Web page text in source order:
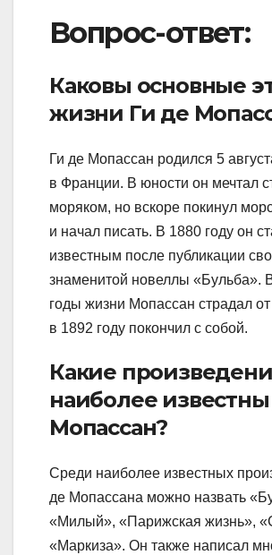
Вопрос-ответ:
Каковы основные
жизни Ги де
Ги де Мопассан родился 5
в Франции. В юности он мечтал
моряком, но вскоре покинул
и начал писать. В 1880 году он
известным после публикации
знаменитой новеллы «Бульба».
годы жизни Мопассан страдал
в 1892 году покончил с собой.
Какие
наиболее
Мопассан?
Среди наиболее известных
де Мопассана можно назвать
«Милый», «Парижская жизнь»,
«Маркиза». Он также написал